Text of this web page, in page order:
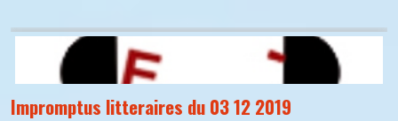
Impromptus litteraires du 03 12 2019